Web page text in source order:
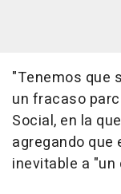
"Tenemos que
un fracaso
Social, en la
agregando que
inevitable a